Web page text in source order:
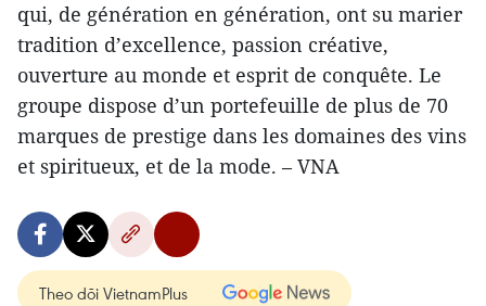
qui, de génération en génération, ont su marier
tradition d’excellence, passion créative,
ouverture au monde et esprit de conquête. Le
groupe dispose d’un portefeuille de plus de 70
marques de prestige dans les domaines des vins
et spiritueux, et de la mode. – VNA
Theo dõi VietnamPlus